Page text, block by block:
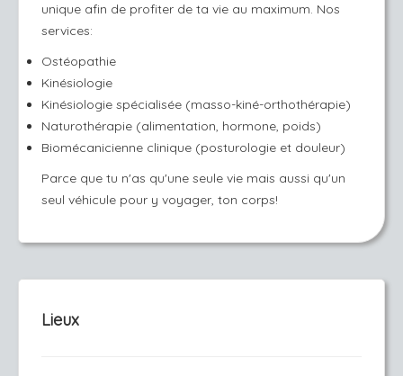
unique afin de profiter de ta vie au maximum. Nos
services:
Ostéopathie
Kinésiologie
Kinésiologie spécialisée (masso-kiné-orthothérapie)
Naturothérapie (alimentation, hormone, poids)
Biomécanicienne clinique (posturologie et douleur)
Parce que tu n'as qu'une seule vie mais aussi qu'un
seul véhicule pour y voyager, ton corps!
Lieux